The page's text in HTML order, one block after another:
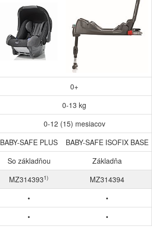
0+
0-13 kg
0-12 (15) mesiacov
BABY-SAFE PLUS
BABY-SAFE ISOFIX BASE
So základňou
Základňa
MZ3143931)
MZ314394
•
•
• •